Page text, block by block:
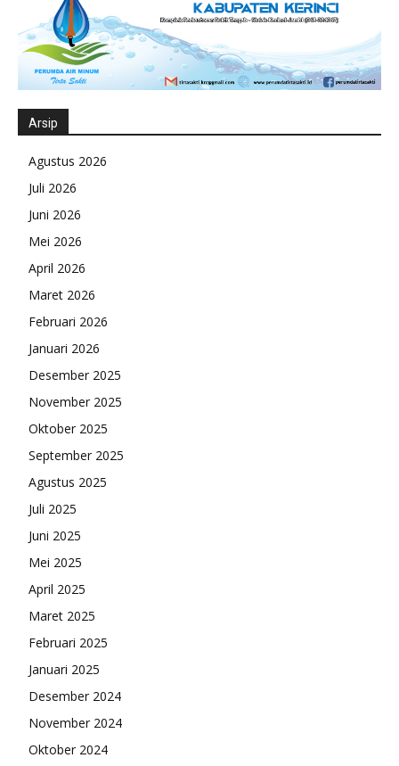
Arsip
Agustus 2026
Juli 2026
Juni 2026
Mei 2026
April 2026
Maret 2026
Februari 2026
Januari 2026
Desember 2025
November 2025
Oktober 2025
September 2025
Agustus 2025
Juli 2025
Juni 2025
Mei 2025
April 2025
Maret 2025
Februari 2025
Januari 2025
Desember 2024
November 2024
Oktober 2024